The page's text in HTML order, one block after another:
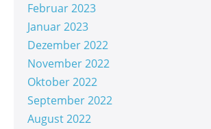
Februar 2023
Januar 2023
Dezember 2022
November 2022
Oktober 2022
September 2022
August 2022